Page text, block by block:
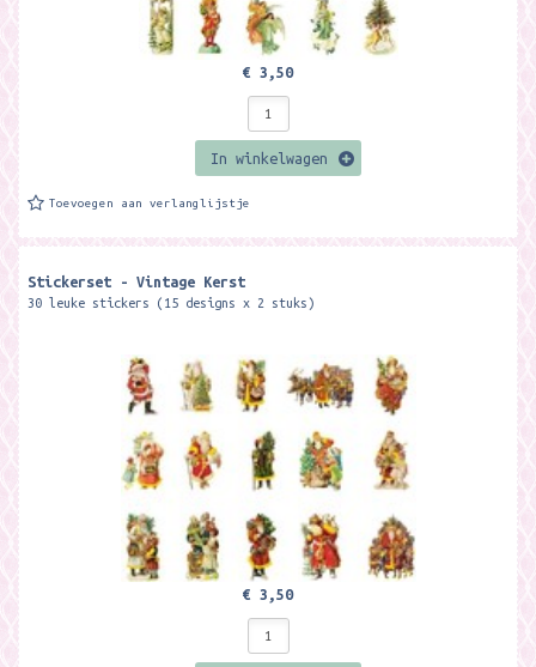
€ 3,50
In winkelwagen
Toevoegen aan verlanglijstje
Stickerset - Vintage Kerst
30 leuke stickers (15 designs x 2 stuks)
€ 3,50